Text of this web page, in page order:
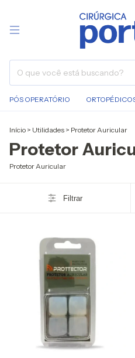
PÓS OPERATÓRIO
Início > Utilidades > Protetor Auricular
Protetor
Protetor Auricular
Filtrar